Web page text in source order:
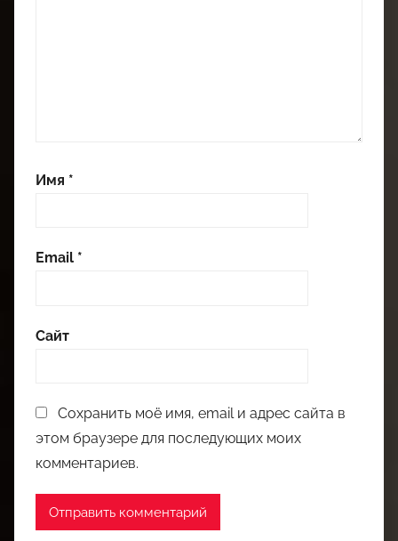
Имя *
Email *
Сайт
Сохранить моё имя, email и адрес сайта в
этом браузере для последующих моих
комментариев.